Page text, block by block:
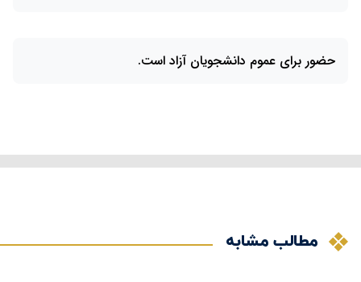
حضور برای عموم دانشجویان آزاد است.
مطالب مشابه